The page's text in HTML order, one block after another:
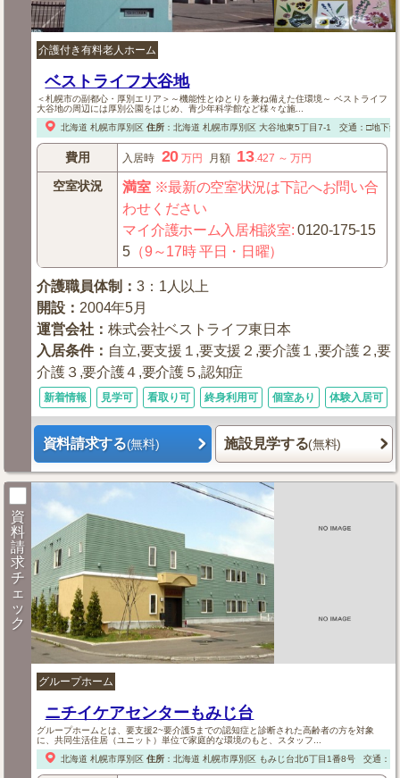
介護付き有料老人ホーム
ベストライフ大谷地
＜札幌市の副都心・厚別エリア＞～機能性とゆとりを兼ね備えた住環境～ ベストライフ
大谷地の周辺には厚別公園をはじめ、青少年科学館など様々な施...
北海道 札幌市厚別区 住所： 北海道 札幌市厚別区大谷地東5丁目7-1 交通：□地下
費用 入居時 20 万円 月額 13.427 ～万円
空室状況 満室※最新の空室状況は下記へお問い合
わせください
マイ介護ホーム入居相談室:0120-175-15
5 （9～17時 平日・日曜）
介護職員体制 ：3：1人以上
開設 ： 2004年5月
運営会社 ：株式会社ベストライフ東日本
入居条件： 自立,要支援１,要支援２,要介護１,要介護２,要
介護３,要介護４,要介護５,認知症
新着情報 見学可 看取り可 終身利用可 個室あり 体験入居可
資料請求する(無料) 施設見学する(無料)
資
料
請
求
チ
ェ
ッ
ク
グループホーム
ニチイケアセンターもみじ台
グループホームとは、要支援2~要介護5までの認知症と診断された高齢者の方を対象
に、共同生活住居（ユニット）単位で家庭的な環境のもと、スタッフ...
北海道 札幌市厚別区 住所： 北海道 札幌市厚別区もみじ台北6丁目1番8号 交通：